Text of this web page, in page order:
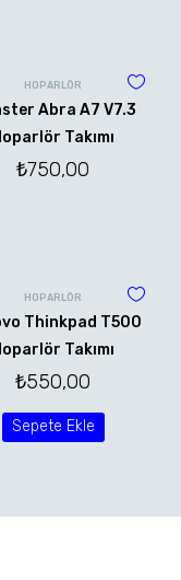
HOPARLÖR
Abra A7 V7.3
Takımı
₺750,00
HOPARLÖR
Thinkpad T500
Takımı
₺550,00
Sepete Ekle